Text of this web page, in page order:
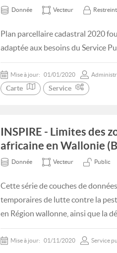
Donnée Vecteur Restreint
Plan parcellaire cadastral 2020
adaptée aux besoins du Service
Mise à jour: 01/01/2020
Carte Service
INSPIRE - Limites des
africaine en Wallonie
Donnée Vecteur Public
Cette série de couches de
temporaires de lutte contre la
en Région wallonne, ainsi que la
Mise à jour: 01/11/2020 Service